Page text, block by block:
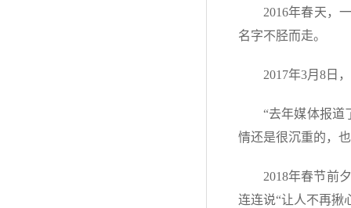
2016年春天，
名字不胫而走。
2017年3月8日
“去年媒体报道
情还是很沉重的，
2018年春节前
连连说“让人不再揪